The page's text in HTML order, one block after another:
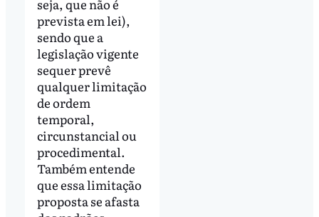
seja, que não é
prevista em lei),
sendo que a
legislação vigente
sequer prevê
qualquer limitação
de ordem
temporal,
circunstancial ou
procedimental.
Também entende
que essa limitação
proposta se afasta